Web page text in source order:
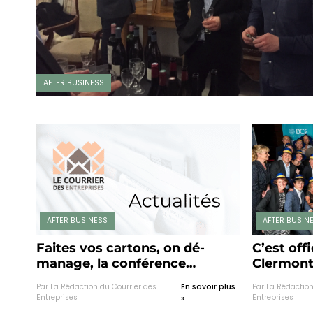
AFTER BUSINESS
AFTER BUSINESS
Faites vos cartons, on dé-
manage, la conférence
en-Velay !
Par La Rédaction du Courrier des
Entreprises
En savoir plus
»
AFTER
C’est
national
Par La
Entreprises